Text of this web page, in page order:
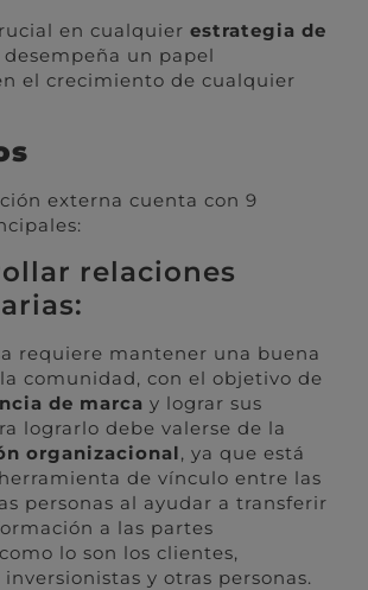
en cualquierestrategia de
desempeña un papel
el crecimiento de cualquier
externa cuenta con 9
relaciones
requiere mantener una buena
comunidad, con el objetivo de
de marcay lograr sus
lograrlo debe valerse de la
organizacional, ya que está
de vínculo entre las
personas al ayudar a transferir
a las partes
lo son los clientes,
y otras personas.